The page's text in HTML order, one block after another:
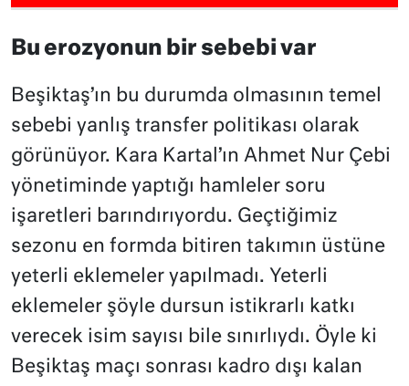
Bu erozyonun bir sebebi var
Beşiktaş’ın bu durumda olmasının temel
sebebi yanlış transfer politikası olarak
görünüyor. Kara Kartal’ın Ahmet Nur Çebi
yönetiminde yaptığı hamleler soru
işaretleri barındırıyordu. Geçtiğimiz
sezonu en formda bitiren takımın üstüne
yeterli eklemeler yapılmadı. Yeterli
eklemeler şöyle dursun istikrarlı katkı
verecek isim sayısı bile sınırlıydı. Öyle ki
Beşiktaş maçı sonrası kadro dışı kalan